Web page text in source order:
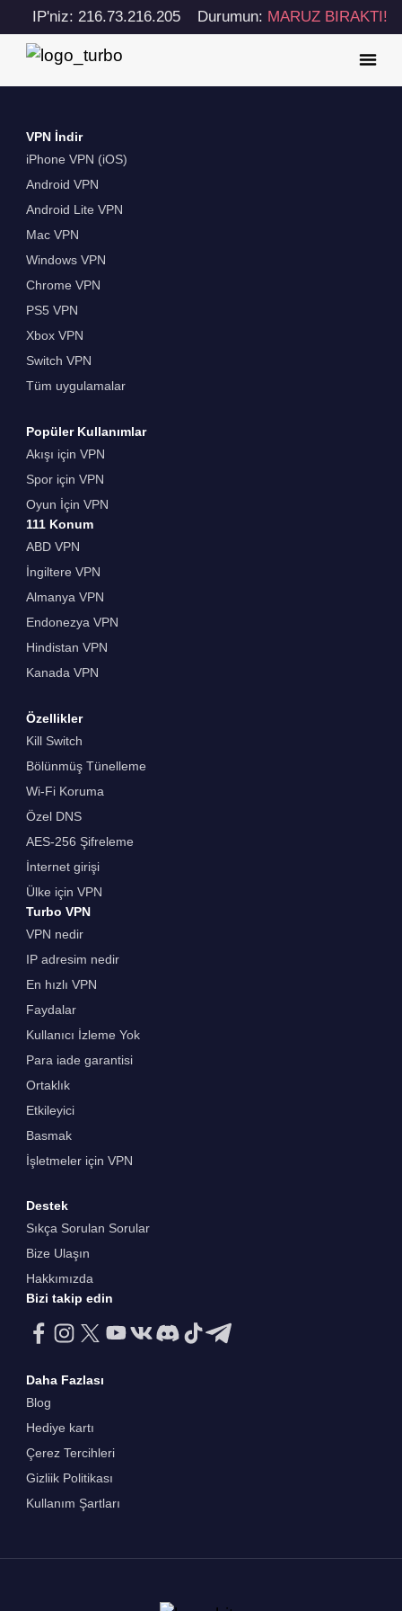
IP'niz: 216.73.216.205 Durumun: MARUZ BIRAKTI!
VPN İndir
iPhone VPN (iOS)
Android VPN
Android Lite VPN
Mac VPN
Windows VPN
Chrome VPN
PS5 VPN
Xbox VPN
Switch VPN
Tüm uygulamalar
Popüler Kullanımlar
Akışı için VPN
Spor için VPN
Oyun İçin VPN
111 Konum
ABD VPN
İngiltere VPN
Almanya VPN
Endonezya VPN
Hindistan VPN
Kanada VPN
Özellikler
Kill Switch
Bölünmüş Tünelleme
Wi-Fi Koruma
Özel DNS
AES-256 Şifreleme
İnternet girişi
Ülke için VPN
Turbo VPN
VPN nedir
IP adresim nedir
En hızlı VPN
Faydalar
Kullanıcı İzleme Yok
Para iade garantisi
Ortaklık
Etkileyici
Basmak
İşletmeler için VPN
Destek
Sıkça Sorulan Sorular
Bize Ulaşın
Hakkımızda
Bizi takip edin
Daha Fazlası
Blog
Hediye kartı
Çerez Tercihleri
Gizliik Politikası
Kullanım Şartları